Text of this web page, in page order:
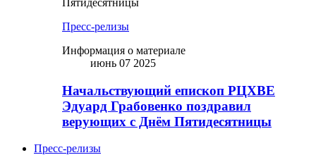
Пресс-релизы
Информация о материале
июнь 07 2025
Начальствующий епископ РЦХВЕ
Эдуард Грабовенко поздравил
верующих с Днём Пятидесятницы
Пресс-релизы